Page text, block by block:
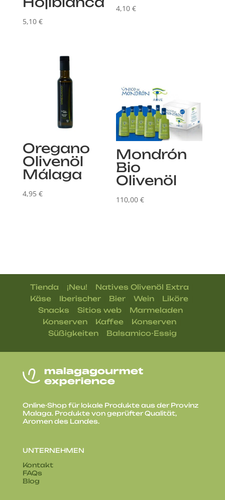
5,10 €
4,10€
Oregano
Olivenöl
Málaga
4,95 €
Mondrón
Bio
Olivenöl
110,00€
Tienda ¡Neu! Natives Olivenöl Extra
Käse Iberischer Bier |Wein Liköre
Snacks Sitios web| Marmeladen|
Konserven| Kaffee| Konserven|
Süßigkeiten| Balsamico-Essig
Online-Shop für lokale Produkte aus der Provinz
Malaga. Produkte von geprüfter Qualität,
Aromen des Landes.
UNTERNEHMEN
Kontakt
FAQs
Blog